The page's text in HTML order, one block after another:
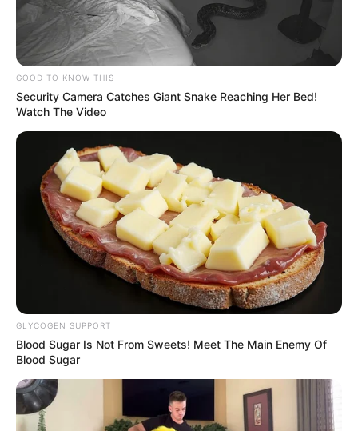
Dijo el director general de Sapiencia, Salomón Cruz
Zirene, que en esta feria
actividades vocacionalesque los motiven y les den una
guía para tomar una decisión más acertada frente a qué
estudiar luego de salir del colegio.
“Queremos que los jóvenes de Medellín conozcan las
múltiples oportunidadesque existen para continuar sus
estudios después del colegio. Esta feria es una invitación
a soñar y planear su futuro desde ya”, añadió.
Le puede interesar:Capturan a médica que habría
cocaína de su estómago
El espacio contará con la presencia de 51 entidades, entre
ellas las tres instituciones universitarias adscritas a la
GOOD TO KNOW THIS
Security Camera Catches Giant Snake Reaching Her Bed!
Watch The Video
GLYCOGEN SUPPORT
Blood Sugar Is Not From Sweets! Meet The Main Enemy Of
Blood Sugar